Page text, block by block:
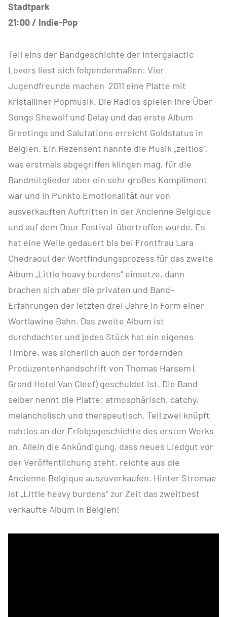
Stadtpark
21:00 / Indie-Pop
Teil eins der Bandgeschichte der Intergalactic
Lovers liest sich folgendermaßen: Vier
Jugendfreunde machen 2011 eine Platte mit
kristalliner Popmusik. Die Radios spielen ihre Über-
Songs Shewolf und Delay und das erste Album
Greetings and Salutations erreicht Goldstatus in
Belgien. Ein Rezensent nannte die Musik „zeitlos“,
was erstmals abgegriffen klingen mag, für die
Bandmitglieder aber ein sehr großes Kompliment
war und in Punkto Emotionalität nur von
ausverkauften Auftritten in der Ancienne Belgique
und auf dem Dour Festival übertroffen wurde. Es
hat eine Weile gedauert bis bei Frontfrau Lara
Chedraoui der Wortfindungsprozess für das zweite
Album „Little heavy burdens“ einsetze, dann
brachen sich aber die privaten und Band–
Erfahrungen der letzten drei Jahre in Form einer
Wortlawine Bahn. Das zweite Album ist
durchdachter und jedes Stück hat ein eigenes
Timbre, was sicherlich auch der fordernden
Produzentenhandschrift von Thomas Harsem (
Grand Hotel Van Cleef) geschuldet ist. Die Band
selber nennt die Platte: atmosphärisch, catchy,
melancholisch und therapeutisch. Teil zwei knüpft
nahtlos an der Erfolgsgeschichte des ersten Werks
an. Allein die Ankündigung, dass neues Liedgut vor
der Veröffentlichung steht, reichte aus die
Ancienne Belgique auszuverkaufen. Hinter Stromae
ist „Little heavy burdens“ zur Zeit das zweitbest
verkaufte Album in Belgien!